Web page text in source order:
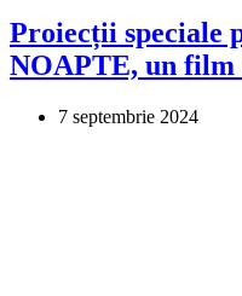
Proiecții speciale
NOAPTE, un film
7 septembrie 2024